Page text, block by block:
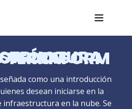
CÓDIGO USANDO TERRAFORM
como una introducción
desean iniciarse en la
infraestructura en la nube. Se